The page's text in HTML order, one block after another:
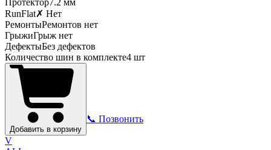
Протектор7.2 мм
RunFlat✗ Нет
РемонтыРемонтов нет
ГрыжиГрыж нет
ДефектыБез дефектов
Количество шин в комплекте4 шт
Добавить в корзину
📞 Позвонить
V